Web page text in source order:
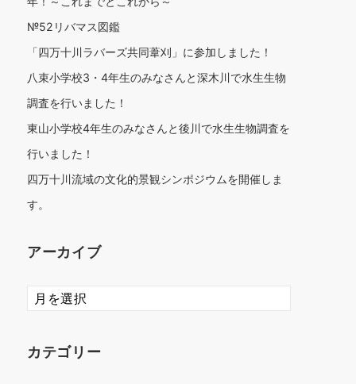
№52リバマス図鑑
「四万十川ラバーズ共同葦刈」に参加しました！
八束小学校3・4年生のみなさんと深木川で水生生物
調査を行いました！
東山小学校4年生のみなさんと後川で水生生物調査を
行いました！
四万十川流域の文化的景観シンポジウムを開催しま
す。
アーカイブ
ア
ー
ブ
カテゴリー